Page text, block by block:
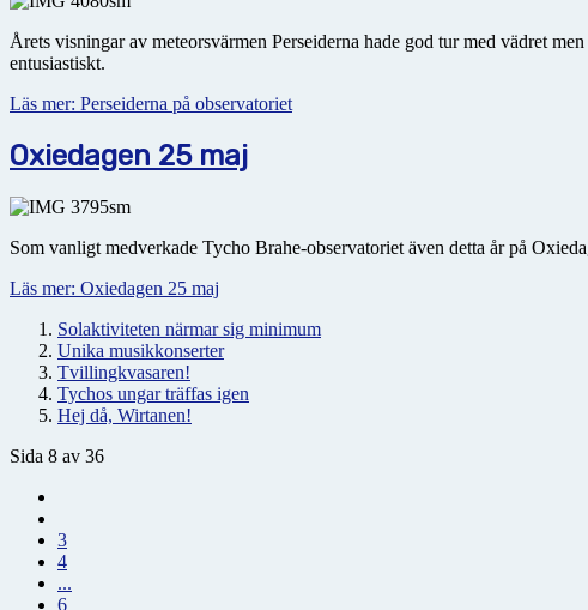
Årets visningar av meteorsvärmen Perseiderna hade god tur med vädret
entusiastiskt.
Läs mer: Perseiderna på observatoriet
Oxiedagen 25 maj
Som vanligt medverkade Tycho Brahe-observatoriet även detta år på
Läs mer: Oxiedagen 25 maj
Solaktiviteten närmar sig minimum
Unika musikkonserter
Tvillingkvasaren!
Tychos ungar träffas igen
Hej då, Wirtanen!
Sida 8 av 36
3
4
...
6